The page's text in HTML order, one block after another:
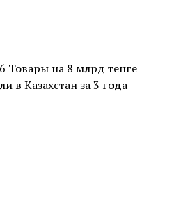
Товары на 8 млрд тенге
в Казахстан за 3 года